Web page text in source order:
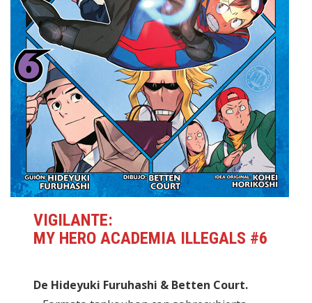
VIGILANTE:
MY HERO ACADEMIA ILLEGALS #6
De Hideyuki Furuhashi & Betten Court.